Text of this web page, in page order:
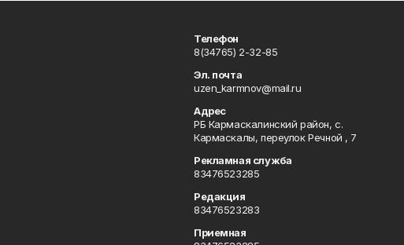
Телефон
8(34765) 2-32-85
Эл. почта
uzen_karmnov@mail.ru
Адрес
РБ Кармаскалинский район, с.
Кармаскалы, переулок Речной , 7
Рекламная служба
83476523285
Редакция
83476523283
Приемная